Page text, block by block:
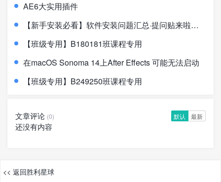
AE6大实用插件
【新手安装必看】软件安装问题汇总·提问贴来啦！！！
【班级专用】B180181班课程专用
在macOS Sonoma 14上After Effects 可能无法启动
【班级专用】B249250班课程专用
文章评论 (0) 默认 最新
还没有内容
<< 返回胜利星球